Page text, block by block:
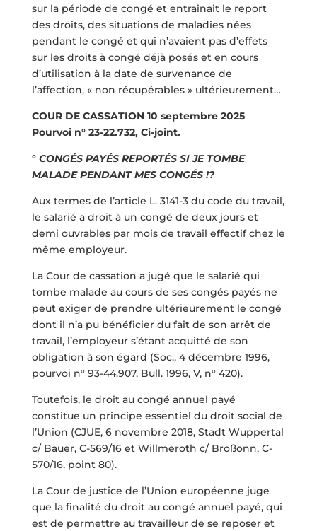
sur la période de congé et entrainait le report
des droits, des situations de maladies nées
pendant le congé et qui n’avaient pas d’effets
sur les droits à congé déjà posés et en cours
d’utilisation à la date de survenance de
l’affection, « non récupérables » ultérieurement…
COUR DE CASSATION 10 septembre 2025
Pourvoi n° 23-22.732, Ci-joint.
° CONGÉS PAYÉS REPORTÉS SI JE TOMBE
MALADE PENDANT MES CONGÉS !?
Aux termes de l’article L. 3141-3 du code du travail,
le salarié a droit à un congé de deux jours et
demi ouvrables par mois de travail effectif chez le
même employeur.
La Cour de cassation a jugé que le salarié qui
tombe malade au cours de ses congés payés ne
peut exiger de prendre ultérieurement le congé
dont il n’a pu bénéficier du fait de son arrêt de
travail, l’employeur s’étant acquitté de son
obligation à son égard (Soc., 4 décembre 1996,
pourvoi n° 93-44.907, Bull. 1996, V, n° 420).
Toutefois, le droit au congé annuel payé
constitue un principe essentiel du droit social de
l’Union (CJUE, 6 novembre 2018, Stadt Wuppertal
c/ Bauer, C-569/16 et Willmeroth c/ Broßonn, C-
570/16, point 80).
La Cour de justice de l’Union européenne juge
que la finalité du droit au congé annuel payé, qui
est de permettre au travailleur de se reposer et